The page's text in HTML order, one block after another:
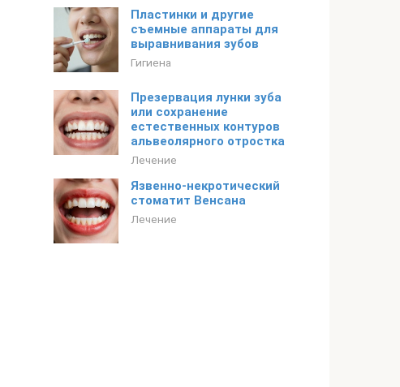
Пластинки и другие
съемные аппараты для
выравнивания зубов
Гигиена
Презервация лунки зуба
или сохранение
естественных контуров
альвеолярного отростка
Лечение
Язвенно-некротический
стоматит Венсана
Лечение